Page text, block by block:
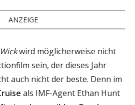
ANZEIGE
wird möglicherweise nicht
sein, der dieses Jahr
auch nicht der beste. Denn im
als IMF-Agent Ethan Hunt